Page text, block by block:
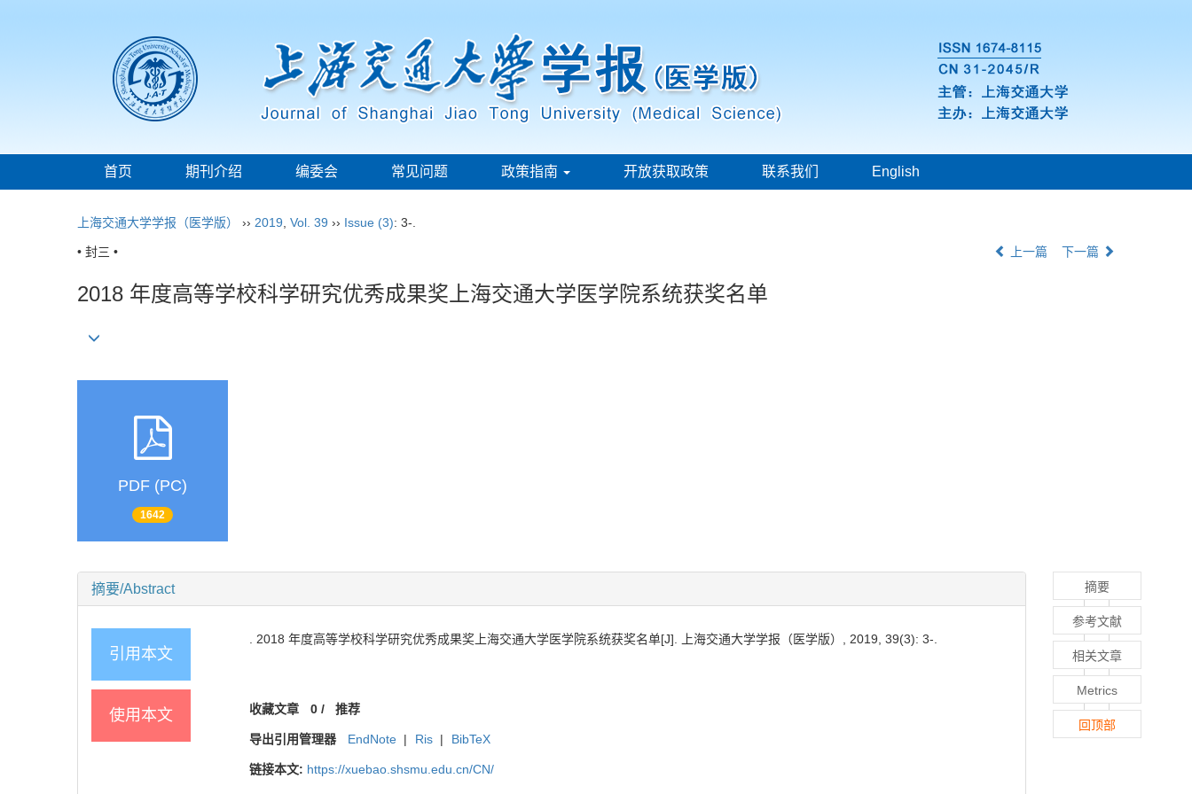
首页 期刊介绍 编委会 常见问题 政策指南 开放获取政策 联系我们 English
上海交通大学学报（医学版） ›› 2019 Vol. 39 ›› Issue (3): 3-.
• 封三 • 上一篇 下一篇
2018 年度高等学校科学研究优秀成果奖上海交通大学医学院系统获奖名单
PDF (PC)
1642
摘要/Abstract
引用本文
. 2018 年度高等学校科学研究优秀成果奖上海交通大学医学院系统获奖名单[J]. 上海交通大学学报（医学版）, 2019, 39(3): 3-.
使用本文 收藏文章 0/ 推荐
导出引用管理器 EndNote | Ris | BibTeX
链接本文: https://xuebao.shsmu.edu.cn/CN/
摘要
参考文献
相关文章
Metrics
回顶部